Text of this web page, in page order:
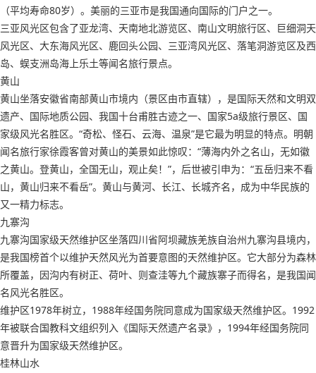
（平均寿命80岁）。美丽的三亚市是我国通向国际的门户之一。
三亚风光区包含了亚龙湾、天南地北游览区、南山文明旅行区、巨细洞天
风光区、大东海风光区、鹿回头公园、三亚湾风光区、落笔洞游览区及西
岛、蜈支洲岛海上乐土等闻名旅行景点。
黄山
黄山坐落安徽省南部黄山市境内（景区由市直辖），是国际天然和文明双
遗产、国际地质公园、我国十台甫胜古迹之一、国家5a级旅行景区、国
家级风光名胜区。“奇松、怪石、云海、温泉”是它最为明显的特点。明朝
闻名旅行家徐霞客曾对黄山的美景如此惊叹：“薄海内外之名山，无如徽
之黄山。登黄山，全国无山，观止矣！”，后世被引申为：“五岳归来不看
山，黄山归来不看岳”。黄山与黄河、长江、长城齐名，成为中华民族的
又一精力标志。
九寨沟
九寨沟国家级天然维护区坐落四川省阿坝藏族羌族自治州九寨沟县境内，
是我国榜首个以维护天然风光为首要意图的天然维护区。它大部分为森林
所覆盖，因沟内有树正、荷叶、则查洼等九个藏族寨子而得名，是我国闻
名风光名胜区。
维护区1978年树立，1988年经国务院同意成为国家级天然维护区。1992
年被联合国教科文组织列入《国际天然遗产名录》，1994年经国务院同
意晋升为国家级天然维护区。
桂林山水